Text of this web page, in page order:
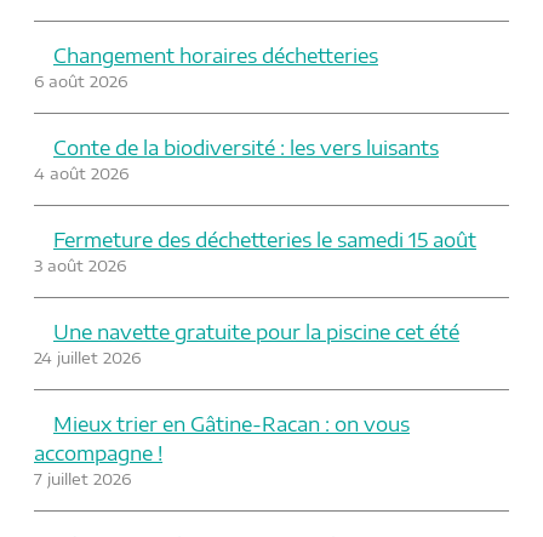
Changement horaires déchetteries
6 août 2026
Conte de la biodiversité : les vers luisants
4 août 2026
Fermeture des déchetteries le samedi 15 août
3 août 2026
Une navette gratuite pour la piscine cet été
24 juillet 2026
Mieux trier en Gâtine-Racan : on vous
accompagne !
7 juillet 2026